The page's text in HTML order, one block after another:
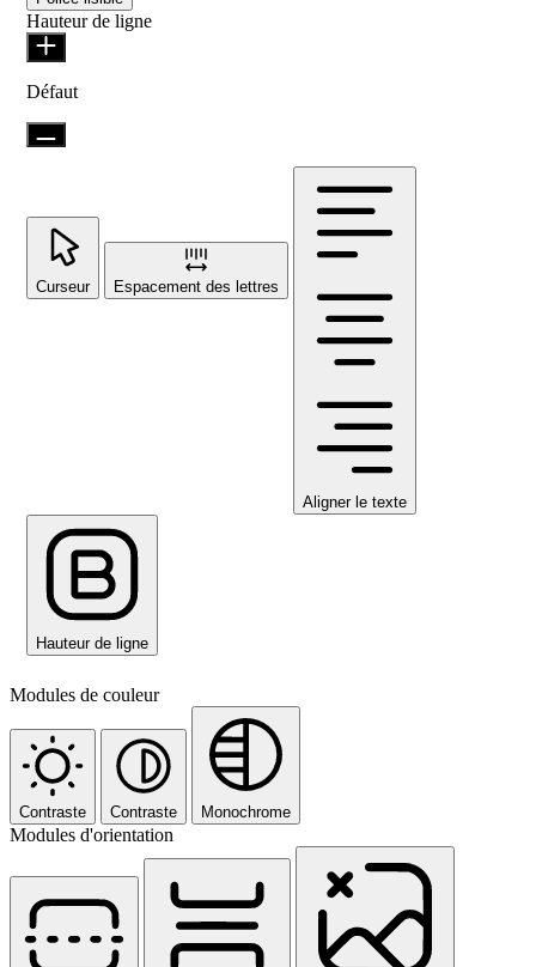
Hauteur de ligne
Défaut
Curseur Espacement des lettres
Aligner le texte
Hauteur de ligne
Modules de couleur
Contraste Contraste Monochrome
Modules d'orientation